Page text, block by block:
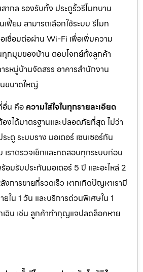
กล รองรับทั้ง ประตูรั้วรีโมทบาน
ฟี้ยม สามารถเลือกใช้ระบบ รีโมท
ชื่อมต่อผ่าน Wi-Fi เพื่อเพิ่มความ
ทุกมุมของบ้าน ตอบโจทย์ทั้งลูกค้า
รหมู่บ้านจัดสรร อาคารสำนักงาน
นขนาดใหญ่
อื่น คือ ความใส่ใจในทุกรายละเอียด
งได้มาตรฐานและปลอดภัยที่สุด ไม่ว่า
ะตู ระบบราง มอเตอร์ เซนเซอร์กัน
ราตรวจเช็กและทดสอบทุกระบบก่อน
อมรับประกันมอเตอร์ 5 ปี และอะไหล่ 2
การขายที่รวดเร็ว หากเกิดปัญหาเรามี
ใน 1 วัน และบริการด่วนพิเศษใน 1
ฉิน เช่น ลูกค้าทำกุญแจปลดล็อคหาย